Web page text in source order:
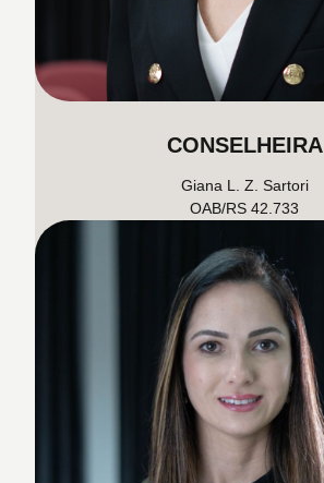
CONSELHEIRA
Giana L. Z. Sartori
OAB/RS 42.733